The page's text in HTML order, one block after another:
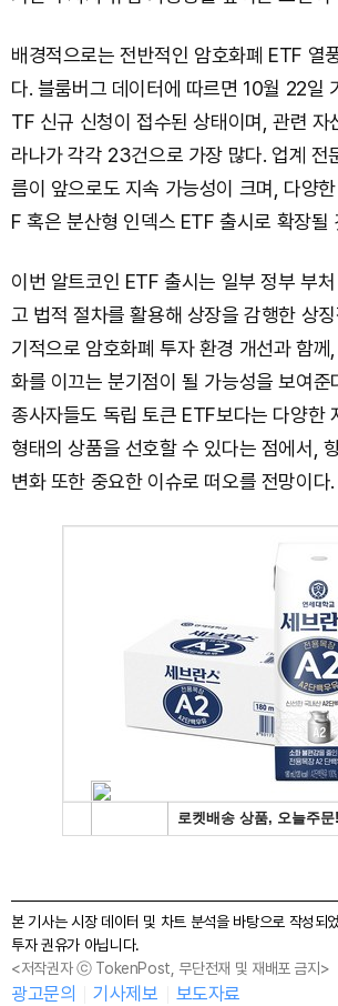
배경적으로는 전반적인 암호화폐 ETF 열
다. 블룸버그 데이터에 따르면 10월 22일
TF 신규 신청이 접수된 상태이며, 관련 자
라나가 각각 23건으로 가장 많다. 업계 전
름이 앞으로도 지속 가능성이 크며, 다양
F 혹은 분산형 인덱스 ETF 출시로 확장될
이번 알트코인 ETF 출시는 일부 정부 부
고 법적 절차를 활용해 상장을 감행한 상
기적으로 암호화폐 투자 환경 개선과 함께
화를 이끄는 분기점이 될 가능성을 보여준
종사자들도 독립 토큰 ETF보다는 다양한
형태의 상품을 선호할 수 있다는 점에서,
변화 또한 중요한 이슈로 떠오를 전망이다.
본 기사는 시장 데이터 및 차트 분석을 바탕으로 작성되
투자 권유가 아닙니다.
<저작권자 ⓒ TokenPost, 무단전재 및 재배포 금지>
광고문의 기사제보 보도자료